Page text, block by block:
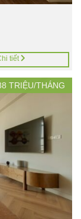
tiết
TRIỆU/THÁNG